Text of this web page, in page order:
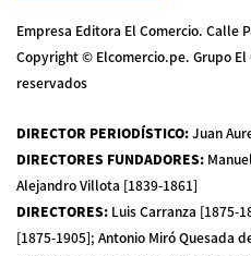
Empresa Editora El Comercio. Calle
Copyright © Elcomercio.pe. Grupo El
reservados
DIRECTOR PERIODÍSTICO:Juan
DIRECTORES FUNDADORES:
Alejandro Villota [1839-1861]
DIRECTORES: Luis Carranza [1875-
[1875-1905]; Antonio Miró Quesada